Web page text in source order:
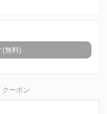
(無料)
クーポン